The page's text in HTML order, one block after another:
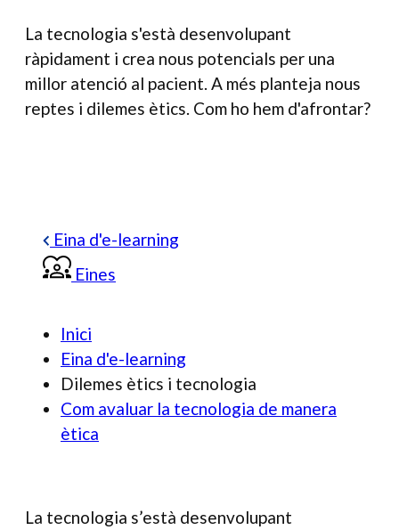
La tecnologia s'està desenvolupant
ràpidament i crea nous potencials per una
millor atenció al pacient. A més planteja nous
reptes i dilemes ètics. Com ho hem d'afrontar?
Eina d'e-learning
Eines
Inici
Eina d'e-learning
Dilemes ètics i tecnologia
Com avaluar la tecnologia de manera
ètica
La tecnologia s’està desenvolupant